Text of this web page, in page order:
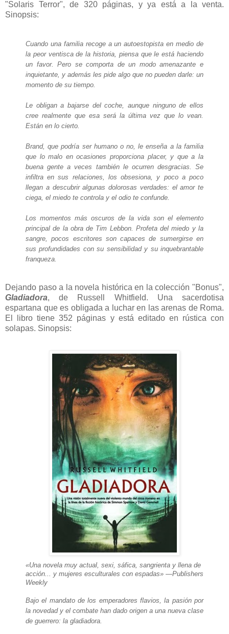
"Solaris Terror", de 320 páginas, y ya está a la venta.
Sinopsis:
Cuando una familia recoge a un autoestopista en medio de
la peor ventisca de la historia, piensa que le está haciendo
un favor. Pero se comporta de un modo amenazante e
inquietante, y además les pide algo que no pueden darle: un
momento de su tiempo.
Le obligan a bajarse del coche, aunque ninguno de ellos
cree realmente que esa será la última vez que lo vean.
Están en lo cierto.
Brand, que podría ser humano o no, le enseña a la familia
que lo malo en ocasiones proporciona placer, y que a la
buena gente a veces también le ocurren desgracias. Se
infiltra en sus relaciones, los obsesiona, y poco a poco
llegan a descubrir algunas dolorosas verdades: el amor te
ciega, el miedo te controla y el odio te confunde.
Los momentos más oscuros de la vida son el elemento
principal de la obra de Tim Lebbon. Profeta del miedo y la
sangre, pocos escritores son capaces de sumergirse en
sus profundidades con su sensibilidad y su inquebrantable
franqueza.
Dejando paso a la novela histórica en la colección "Bonus",
Gladiadora, de Russell Whitfield. Una sacerdotisa
espartana que es obligada a luchar en las arenas de Roma.
El libro tiene 352 páginas y está editado en rústica con
solapas. Sinopsis:
«Una novela muy actual, sexi, sáfica, sangrienta y llena de
acción... y mujeres esculturales con espadas» —Publishers
Weekly
Bajo el mandato de los emperadores flavios, la pasión por
la novedad y el combate han dado origen a una nueva clase
de guerrero: la gladiadora.